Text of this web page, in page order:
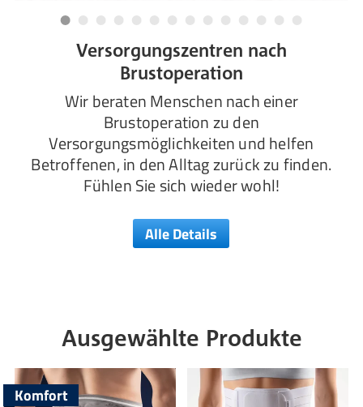
Versorgungszentren nach
Brustoperation
Wir beraten Menschen nach einer
Brustoperation zu den
Versorgungsmöglichkeiten und helfen
Betroffenen, in den Alltag zurück zu finden.
Fühlen Sie sich wieder wohl!
Alle Details
Ausgewählte Produkte
Komfort